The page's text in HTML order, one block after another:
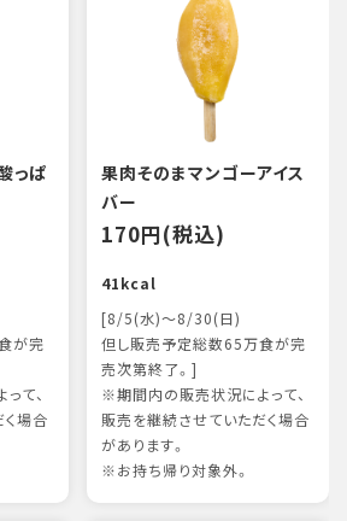
っぱ
が完
て、
場合
果肉そのまマンゴーアイス
バー
170円(税込)
41kcal
[8/5(水)～8/30(日)
但し販売予定総数65万食が完
売次第終了。]
※期間内の販売状況によって、
販売を継続させていただく場合
があります。
※お持ち帰り対象外。